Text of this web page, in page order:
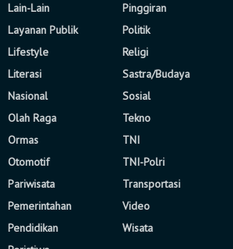
Lain-Lain
Layanan Publik
Lifestyle
Literasi
Nasional
Olah Raga
Ormas
Otomotif
Pariwisata
Pemerintahan
Pendidikan
Pinggiran
Politik
Religi
Sastra/Budaya
Sosial
Tekno
TNI
TNI-Polri
Transportasi
Video
Wisata